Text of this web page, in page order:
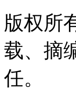
版权所
载、摘
任。